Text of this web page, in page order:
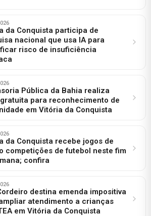
da Conquista participa de
nacional que usa IA para
risco de insuficiência
Pública da Bahia realiza
para reconhecimento de
em Vitória da Conquista
da Conquista recebe jogos de
competições de futebol neste fim
confira
destina emenda impositiva
atendimento a crianças
em Vitória da Conquista